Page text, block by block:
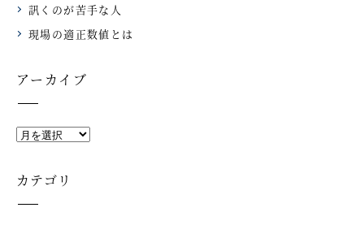
訊くのが苦手な人
現場の適正数値とは
アーカイブ
カテゴリ